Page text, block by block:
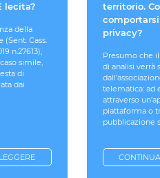
lecita?
della
(Sent. Cass.
n.27613),
simile,
di
dai
territorio.
privacy?
Presumo che
di analisi verrà
telematica: ad
attraverso
piattaforma o
pubblicazione